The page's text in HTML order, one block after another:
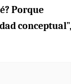
Porque
conceptual”,